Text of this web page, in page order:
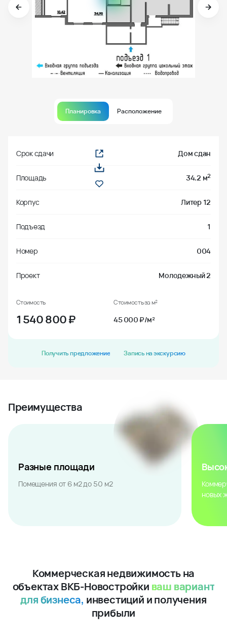
Планировка Расположение
Срок сдачи Дом сдан
Площадь 34.2 м2
Корпус Литер 12
Подъезд 1
Номер 004
Проект Молодежный 2
Стоимость
1 540 800₽
Стоимость за м²
45 000 ₽/м²
Получить предложение Запись на экскурсию
Преимущества
Разные площади
Помещения от 6 м2 до 50 м2
новых
Коммерческая недвижимость на
объектах ВКБ-Новостройки ваш вариант
для бизнеса, инвестиций и получения
прибыли